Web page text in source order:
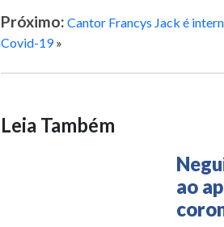
Próximo: Cantor Francys Jack é
Covid-19»
Leia Também
ao